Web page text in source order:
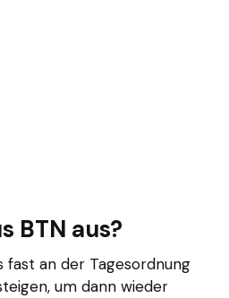
BTN aus?
fast an der Tagesordnung
um dann wieder